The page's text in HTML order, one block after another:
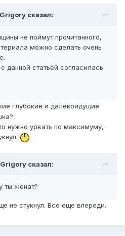
сказал:
не поймут прочитанного,
можно сделать очень
данной статьёй согласилась
глубокие и далекоидущие
нужно урвать по максимуму,
сказал:
ты женат?
не стукнул. Все еще впереди.